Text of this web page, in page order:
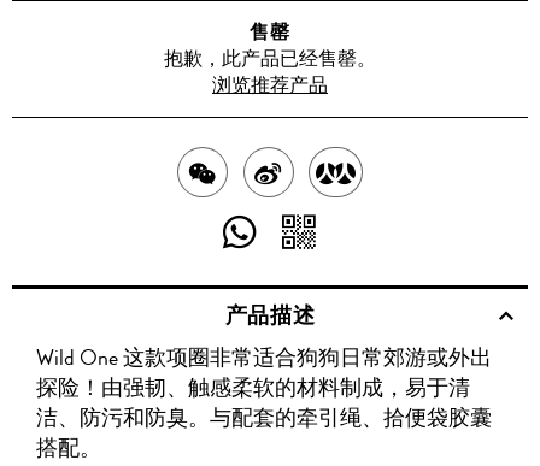
售罄
抱歉，此产品已经售罄。
浏览推荐产品
分
享
WECHAT
分
享
WEIBO
分
分
享
至
WHATSAPP
享
维
码
产品描述
Wild One 这款项圈非常适合狗狗日常郊游或外出
探险！由强韧、触感柔软的材料制成，易于清
洁、防污和防臭。与配套的牵引绳、拾便袋胶囊
搭配。